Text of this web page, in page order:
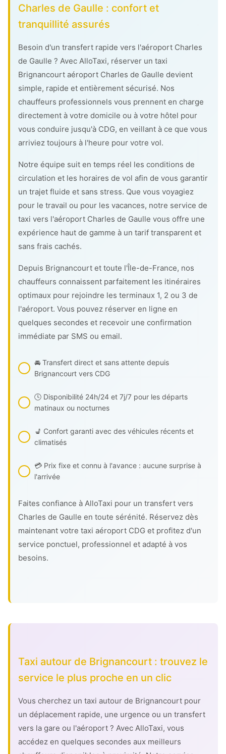
Charles de Gaulle : confort et
tranquillité assurés
Besoin d'un transfert rapide vers l'aéroport Charles
de Gaulle ? Avec AlloTaxi, réserver un taxi
Brignancourt aéroport Charles de Gaulle devient
simple, rapide et entièrement sécurisé. Nos
chauffeurs professionnels vous prennent en charge
directement à votre domicile ou à votre hôtel pour
vous conduire jusqu'à CDG, en veillant à ce que vous
arriviez toujours à l'heure pour votre vol.
Notre équipe suit en temps réel les conditions de
circulation et les horaires de vol afin de vous garantir
un trajet fluide et sans stress. Que vous voyagiez
pour le travail ou pour les vacances, notre service de
taxi vers l'aéroport Charles de Gaulle vous offre une
expérience haut de gamme à un tarif transparent et
sans frais cachés.
Depuis Brignancourt et toute l'Île-de-France, nos
chauffeurs connaissent parfaitement les itinéraires
optimaux pour rejoindre les terminaux 1, 2 ou 3 de
l'aéroport. Vous pouvez réserver en ligne en
quelques secondes et recevoir une confirmation
immédiate par SMS ou email.
🚘 Transfert direct et sans attente depuis
Brignancourt vers CDG
🕓 Disponibilité 24h/24 et 7j/7 pour les départs
matinaux ou nocturnes
💺 Confort garanti avec des véhicules récents et
climatisés
💳 Prix fixe et connu à l'avance : aucune surprise à
l'arrivée
Faites confiance à AlloTaxi pour un transfert vers
Charles de Gaulle en toute sérénité. Réservez dès
maintenant votre taxi aéroport CDG et profitez d'un
service ponctuel, professionnel et adapté à vos
besoins.
Taxi autour de Brignancourt : trouvez le
service le plus proche en un clic
Vous cherchez un taxi autour de Brignancourt pour
un déplacement rapide, une urgence ou un transfert
vers la gare ou l'aéroport ? Avec AlloTaxi, vous
accédez en quelques secondes aux meilleurs